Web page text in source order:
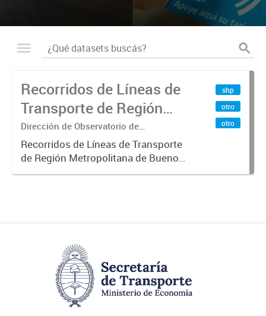
Recorridos de Líneas de
Transporte de Región
Metropolitana de
Buenos Aires (RMBA)
Dirección de Observatorio de
Transporte, Estudio y Sistemas
Recorridos de Líneas de Transporte
de Región Metropolitana de Buenos
Aires (RMBA).-
shp
otro
otro